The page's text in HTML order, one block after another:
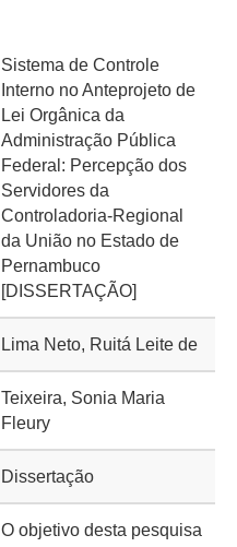
Sistema de Controle
Interno no Anteprojeto de
Lei Orgânica da
Administração Pública
Federal: Percepção dos
Servidores da
Controladoria-Regional
da União no Estado de
Pernambuco
[DISSERTAÇÃO]
Lima Neto, Ruitá Leite de
Teixeira, Sonia Maria
Fleury
Dissertação
O objetivo desta pesquisa